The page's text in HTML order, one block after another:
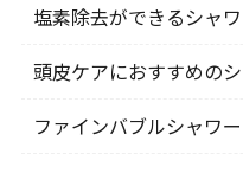
塩素除去ができるシャ
頭皮ケアにおすすめの
ファインバブルシャワ